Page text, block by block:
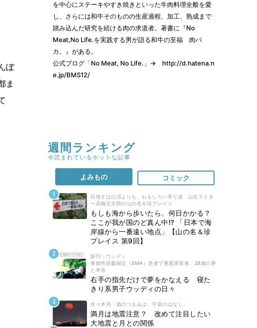
ぼ
ま
を中心にステーキやすき焼きといった牛肉料理全般を愛
し、さらには和牛そのものの生産過程、加工、熟成まで
踏み込んだ研究を続ける肉の求道者。著書に『No
Meat,No Life.を実践する男が語る和牛の至福 肉バ
カ。』がある。
公式ブログ「No Meat, No Life.」→ http://d.hatena.n
e.jp/BMS12/
週間ランキング
今読まれているホットな記事
よみもの コミック
目指すは山頂よりも、おもしろい寄り道 山岳ライタ
ー高橋庄太郎の山の名＆珍プレイス
もしも海から歩いたら、何日かかる？
ここが我が国のど真ん中!? 「日本で海
岸線から一番遠い地点」【山の名＆珍
プレイス 第9回】
新刊 : ウッディ
脊髄性筋萎縮症（SMA）患者で重度障害者。28歳の夢
と本音
右手の指先だけで夢をかなえる 寝た
きり系男子ウッディの日々
佐々木亮「酒のつまみは、宇宙のはなし」
満月は地震注意？ 改めて注目したい
大地震と月との関係